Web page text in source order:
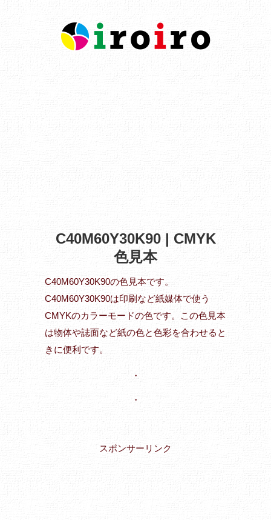
C40M60Y30K90 | CMYK
色見本
C40M60Y30K90の色見本です。
C40M60Y30K90は印刷など紙媒体で使う
CMYKのカラーモードの色です。この色見本
は物体や誌面など紙の色と色彩を合わせると
きに便利です。
・
・
スポンサーリンク